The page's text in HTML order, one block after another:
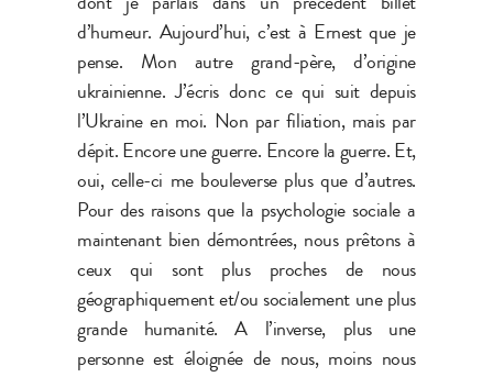
d’humeur. Aujourd’hui, c’est à Ernest que je
pense. Mon autre grand-père, d’origine
ukrainienne. J’écris donc ce qui suit depuis
l’Ukraine en moi. Non par filiation, mais par
dépit. Encore une guerre. Encore la guerre. Et,
oui, celle-ci me bouleverse plus que d’autres.
Pour des raisons que la psychologie sociale a
maintenant bien démontrées, nous prêtons à
ceux qui sont plus proches de nous
géographiquement et/ou socialement une plus
grande humanité. A l’inverse, plus une
personne est éloignée de nous, moins nous